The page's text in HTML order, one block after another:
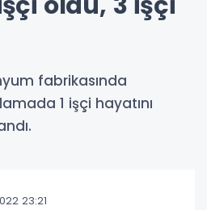
fabrikasında
1 işçi hayatını
23:21